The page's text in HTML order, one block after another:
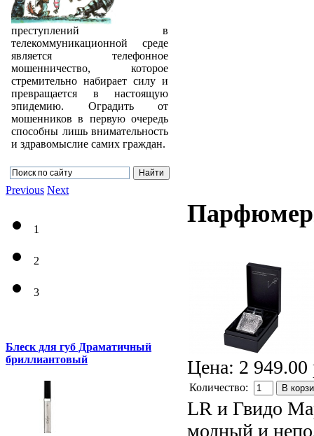
преступлений в
телекоммуникационной среде
является телефонное
мошенничество, которое
стремительно набирает силу и
превращается в настоящую
эпидемию. Оградить от
мошенников в первую очередь
способны лишь внимательность
и здравомыслие самих граждан.
Цена: 2 949.00
Количество: В
LR и Гвидо
модный и
Previous Next
1
2
3
Блеск для губ Драматичный
бриллиантовый